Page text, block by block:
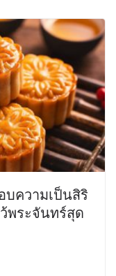
ความเป็นสิริ
พระจันทร์สุด